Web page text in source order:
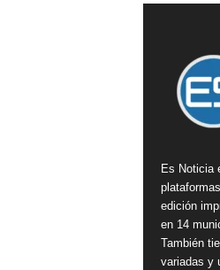
Es Noticia
edición
en 14
También
variadas y